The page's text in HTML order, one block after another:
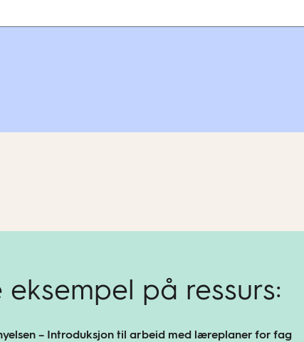
eksempel på ressurs:
– Introduksjon til arbeid med læreplaner for fag